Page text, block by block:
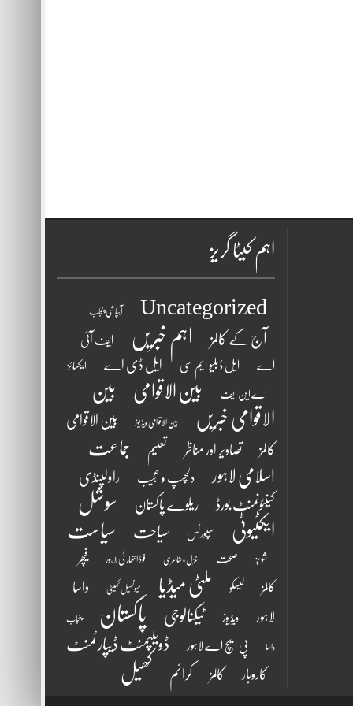
اہم کیٹا گریز
Uncategorized آبپاشی پنجاب
آج کے کالمز اہم خبریں ایف آئی
اے ایل ڈبلیو ایم سی ایل ڈی اے ایکسائز
اے این ایف بین الاقوامی
بین
الاقوامی خبریں
بین الاقوامی ویڈیوز بین الاقوامی
کالمز تصاویر اور مناظر تعلیم
جماعت
اسلامی لاہور
دلچسپ و عجیب راولپنڈی
کینٹونمنٹ بورڈ ریلوے پاکستان
سوشل
ایکٹیوٹی
سپورٹس سیاحت سیاست
شوبز صحت غزل و شاعری فوڈ اتھارٹی لاہور فیچر
کالمز لیسکو ملٹی میڈیا میونسپل کمیٹی واسا
لاہور ویڈیوز ٹیکنالوجی پاکستان پنجاب
واسا پی ایچ اے لاہور ڈویلپمنٹ ڈیپارٹمنٹ
کاروبار کالمز کرائم کھیل